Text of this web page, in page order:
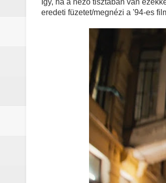
Így, ha a néző tisztában van
eredeti füzetet/megnézi a '94-es